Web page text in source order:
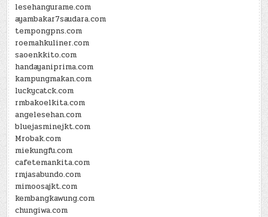
lesehangurame.com
ayambakar7saudara.com
tempongpns.com
roemahkuliner.com
saoenkkito.com
handayaniprima.com
kampungmakan.com
luckycatck.com
rmbakoelkita.com
angelesehan.com
bluejasminejkt.com
Mrobak.com
miekungfu.com
cafetemankita.com
rmjasabundo.com
mimoosajkt.com
kembangkawung.com
chungiwa.com